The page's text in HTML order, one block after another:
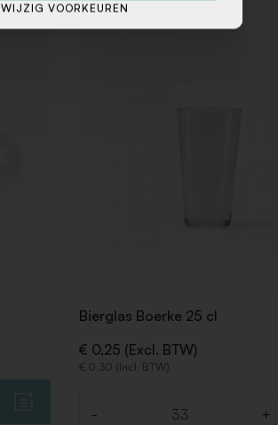
Bierglas Boerke 25 cl
€ 0,25 (Excl. BTW)
€ 0,30 (Incl. BTW)
- +
WIJZIG VOORKEUREN